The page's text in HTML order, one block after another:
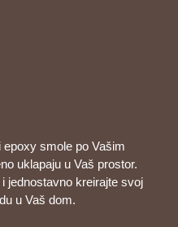
epoxy smole po Vašim
uklapaju u Vaš prostor.
jednostavno kreirajte svoj
u Vaš dom.